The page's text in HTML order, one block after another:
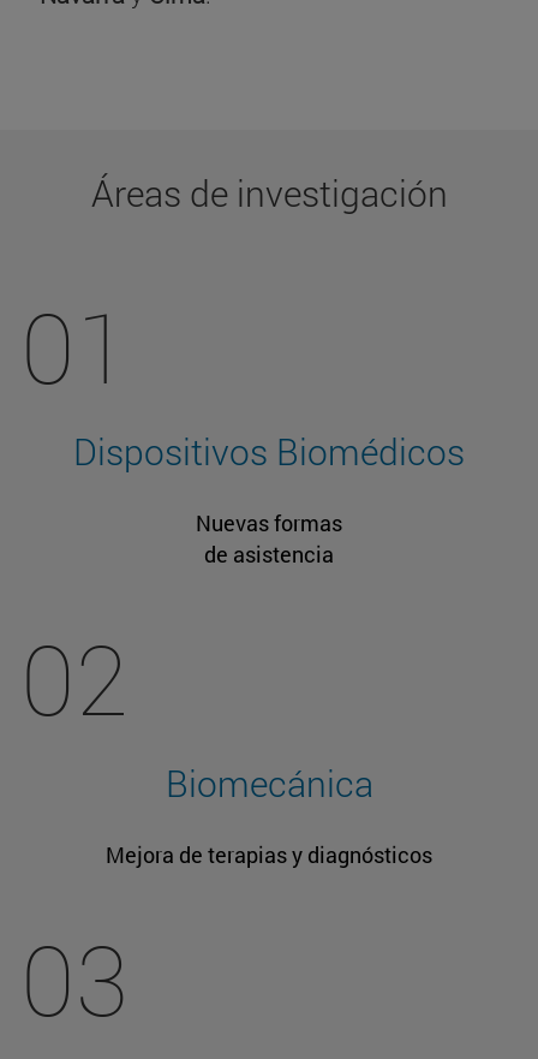
Áreas de investigación
01
Dispositivos Biomédicos
Nuevas formas
de asistencia
02
Biomecánica
Mejora de terapias y diagnósticos
03